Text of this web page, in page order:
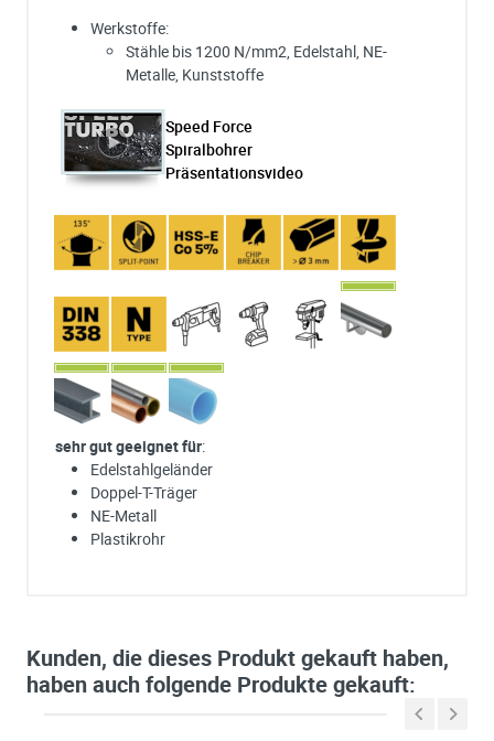
Werkstoffe:
Stähle bis 1200 N/mm2, Edelstahl, NE-
Metalle, Kunststoffe
Speed Force
Spiralbohrer
Präsentationsvideo
sehr gut geeignet für:
Edelstahlgeländer
Doppel-T-Träger
NE-Metall
Plastikrohr
Bitte unterbreiten Sie mir ein Angebot:
Bitte teilen Sie uns die gewünschte Menge mit
Kunden, die dieses Produkt gekauft haben,
haben auch folgende Produkte gekauft: